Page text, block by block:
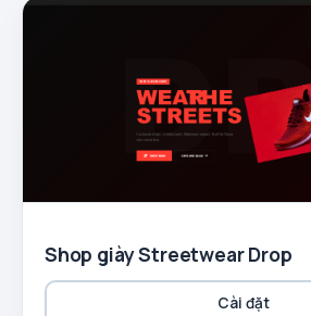
Shop giày Streetwear Drop
Cài đặt